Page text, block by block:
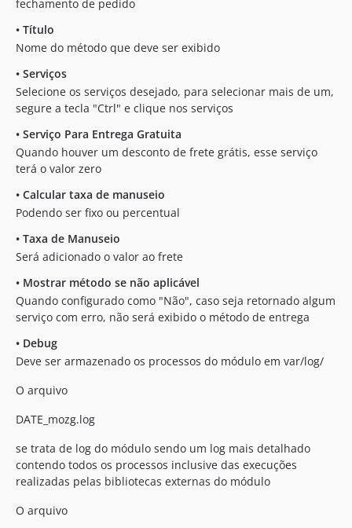
fechamento de pedido
• Título
Nome do método que deve ser exibido
• Serviços
Selecione os serviços desejado, para selecionar mais de um,
segure a tecla "Ctrl" e clique nos serviços
• Serviço Para Entrega Gratuita
Quando houver um desconto de frete grátis, esse serviço
terá o valor zero
• Calcular taxa de manuseio
Podendo ser fixo ou percentual
• Taxa de Manuseio
Será adicionado o valor ao frete
• Mostrar método se não aplicável
Quando configurado como "Não", caso seja retornado algum
serviço com erro, não será exibido o método de entrega
• Debug
Deve ser armazenado os processos do módulo em var/log/
O arquivo
DATE_mozg.log
se trata de log do módulo sendo um log mais detalhado
contendo todos os processos inclusive das execuções
realizadas pelas bibliotecas externas do módulo
O arquivo